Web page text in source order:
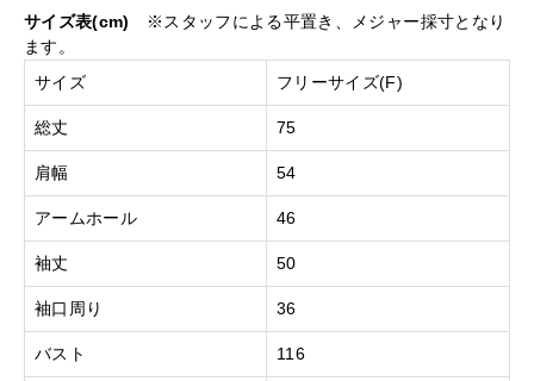
サイズ表(cm)
※スタッフによる平置き、メジャー採寸となり
ます。
サイズ
フリーサイズ(F)
総丈 75
肩幅 54
アームホール 46
袖丈 50
袖口周り 36
バスト 116